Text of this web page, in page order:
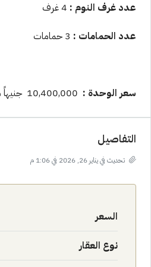
عدد غرف النوم : 4 غرف
عدد الحمامات : 3 حمامات
سعر الوحدة : 10,400,000 جنيهاً مصرياً
التفاصيل
تحديث في يناير 26, 2026 في 1:06 م
السعر
نوع العقار